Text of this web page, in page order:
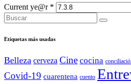
Current ye@r *
Etiquetas más usadas
Belleza cerveza Cine cocina
Covid-19 cuarentena cuento